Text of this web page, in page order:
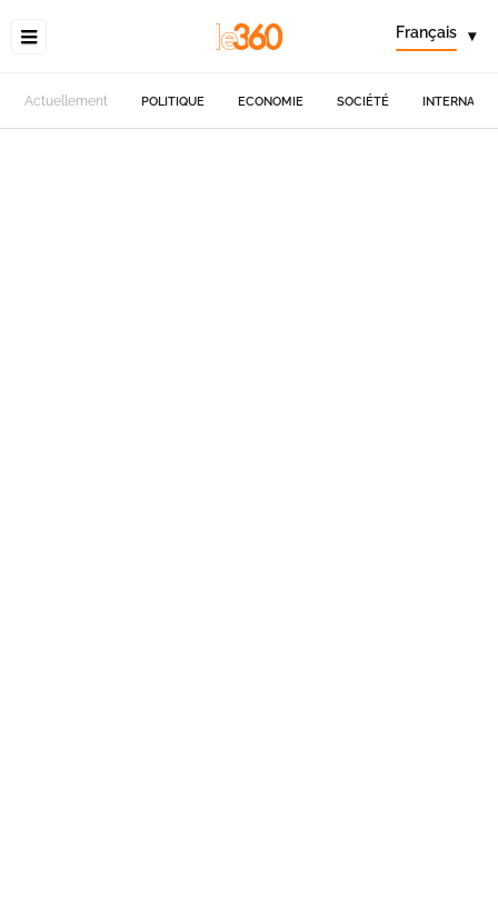
Français ▾
Actuellement POLITIQUE ECONOMIE SOCIÉTÉ